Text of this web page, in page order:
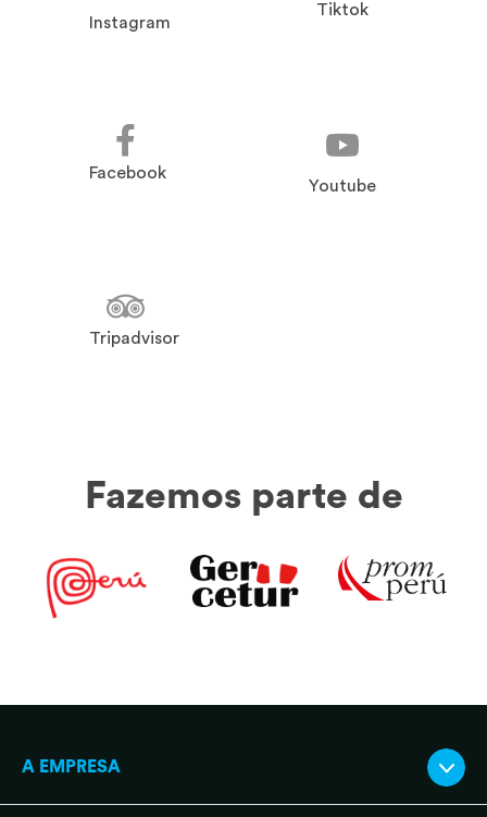
Instagram
Tiktok
Facebook
Youtube
Tripadvisor
Fazemos parte de
A EMPRESA